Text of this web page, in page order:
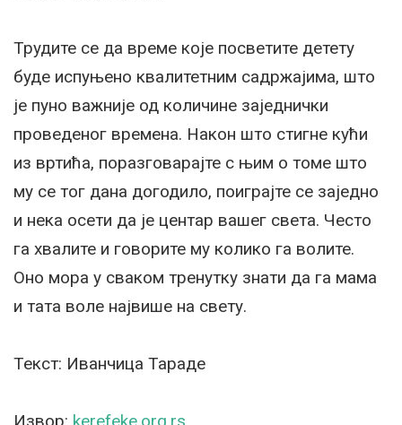
Трудите се да време које посветите детету
буде испуњено квалитетним садржајима, што
је пуно важније од количине заједнички
проведеног времена. Након што стигне кући
из вртића, поразговарајте с њим о томе што
му се тог дана догодило, поиграјте се заједно
и нека осети да је центар вашег света. Често
га хвалите и говорите му колико га волите.
Оно мора у сваком тренутку знати да га мама
и тата воле највише на свету.
Текст: Иванчица Тараде